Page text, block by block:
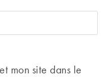
mon site dans le